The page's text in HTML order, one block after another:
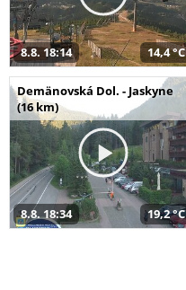
8.8. 18:14 14,4 °C
Demänovská Dol. - Jaskyne
(16 km)
8.8. 18:34 19,2 °C